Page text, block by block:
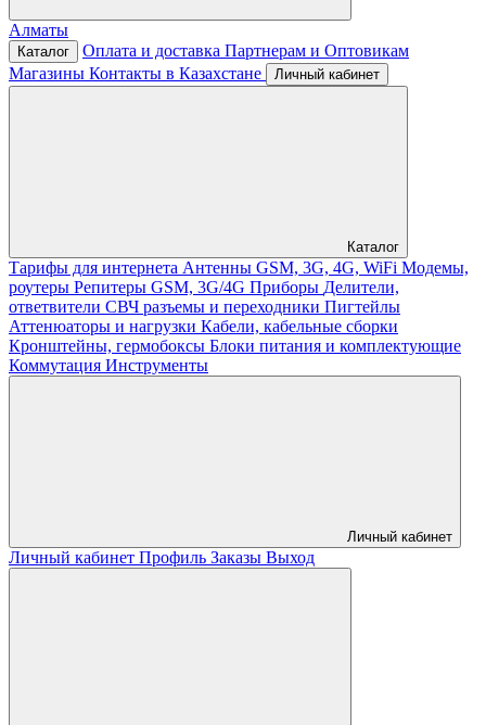
Алматы
Каталог Оплата и доставка Партнерам и Оптовикам
Магазины Контакты в Казахстане Личный кабинет
Каталог
Тарифы для интернета Антенны GSM, 3G, 4G, WiFi Модемы,
роутеры Репитеры GSM, 3G/4G Приборы Делители,
ответвители СВЧ разъемы и переходники Пигтейлы
Аттенюаторы и нагрузки Кабели, кабельные сборки
Кронштейны, гермобоксы Блоки питания и комплектующие
Коммутация Инструменты
Личный кабинет
Личный кабинет Профиль Заказы Выход